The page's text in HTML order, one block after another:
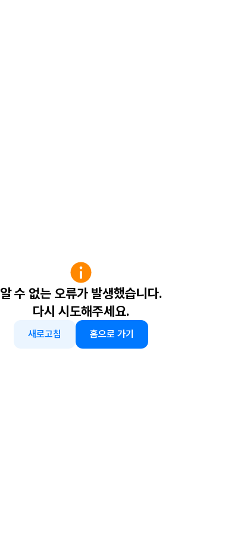
알 수 없는 오류가 발생했습니다.
다시 시도해주세요.
새로고침 홈으로 가기